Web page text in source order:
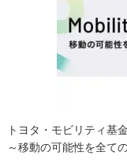
トヨタ・モビリティ基
～移動の可能性を全て